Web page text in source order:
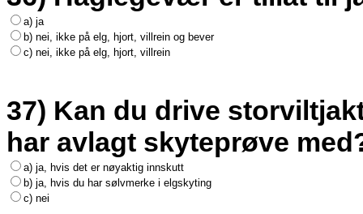
a) ja
b) nei, ikke på elg, hjort, villrein og bever
c) nei, ikke på elg, hjort, villrein
37) Kan du drive
har avlagt skyteprøve
a) ja, hvis det er nøyaktig innskutt
b) ja, hvis du har sølvmerke i elgskyting
c) nei